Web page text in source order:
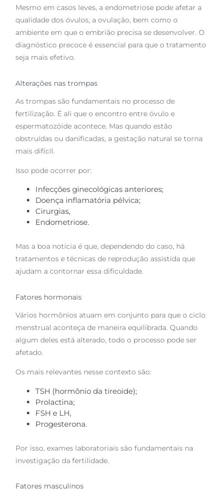
Mesmo em casos leves, a endometriose pode afetar a
qualidade dos óvulos, a ovulação, bem como o
ambiente em que o embrião precisa se desenvolver. O
diagnóstico precoce é essencial para que o tratamento
seja mais efetivo.
Alterações nas trompas
As trompas são fundamentais no processo de
fertilização. É ali que o encontro entre óvulo e
espermatozóide acontece. Mas quando estão
obstruídas ou danificadas, a gestação natural se torna
mais difícil.
Isso pode ocorrer por:
Infecções ginecológicas anteriores;
Doença inflamatória pélvica;
Cirurgias,
Endometriose.
Mas a boa notícia é que, dependendo do caso, há
tratamentos e técnicas de reprodução assistida que
ajudam a contornar essa dificuldade.
Fatores hormonais
Vários hormônios atuam em conjunto para que o ciclo
menstrual aconteça de maneira equilibrada. Quando
algum deles está alterado, todo o processo pode ser
afetado.
Os mais relevantes nesse contexto são:
TSH (hormônio da tireoide);
Prolactina;
FSH e LH,
Progesterona.
Por isso, exames laboratoriais são fundamentais na
investigação da fertilidade.
Fatores masculinos